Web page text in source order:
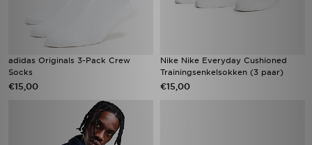
adidas Originals 3-Pack Crew
Socks
€15,00
Nike Nike Everyday Cushioned
Trainingsenkelsokken (3 paar)
€15,00